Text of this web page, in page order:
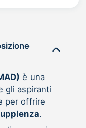
è una
gli aspiranti
per offrire
.